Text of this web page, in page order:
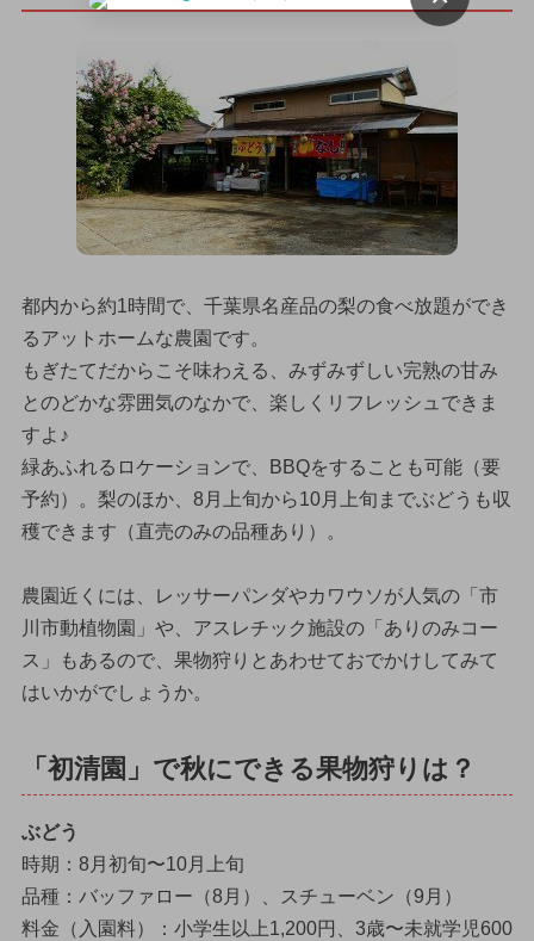
都内から約1時間で、千葉県名産品の梨の食べ放題ができ
るアットホームな農園です。
もぎたてだからこそ味わえる、みずみずしい完熟の甘み
とのどかな雰囲気のなかで、楽しくリフレッシュできま
すよ♪
緑あふれるロケーションで、BBQをすることも可能（要
予約）。梨のほか、8月上旬から10月上旬までぶどうも収
穫できます（直売のみの品種あり）。
農園近くには、レッサーパンダやカワウソが人気の「市
川市動植物園」や、アスレチック施設の「ありのみコー
ス」もあるので、果物狩りとあわせておでかけしてみて
はいかがでしょうか。
「初清園」で秋にできる果物狩りは？
ぶどう
時期：8月初旬〜10月上旬
品種：バッファロー（8月）、スチューベン（9月）
料金（入園料）：小学生以上1,200円、3歳〜未就学児600